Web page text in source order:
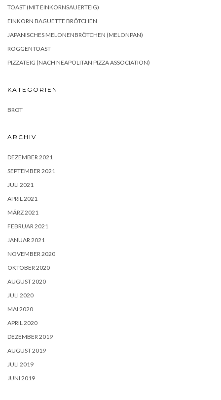
TOAST (MIT EINKORNSAUERTEIG)
EINKORN BAGUETTE BRÖTCHEN
JAPANISCHES MELONENBRÖTCHEN (MELONPAN)
ROGGENTOAST
PIZZATEIG (NACH NEAPOLITAN PIZZA ASSOCIATION)
KATEGORIEN
BROT
ARCHIV
DEZEMBER 2021
SEPTEMBER 2021
JULI 2021
APRIL 2021
MÄRZ 2021
FEBRUAR 2021
JANUAR 2021
NOVEMBER 2020
OKTOBER 2020
AUGUST 2020
JULI 2020
MAI 2020
APRIL 2020
DEZEMBER 2019
AUGUST 2019
JULI 2019
JUNI 2019